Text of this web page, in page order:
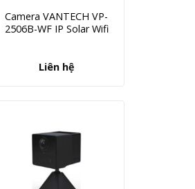
Camera VANTECH VP-
2506B-WF IP Solar Wifi
Liên hệ